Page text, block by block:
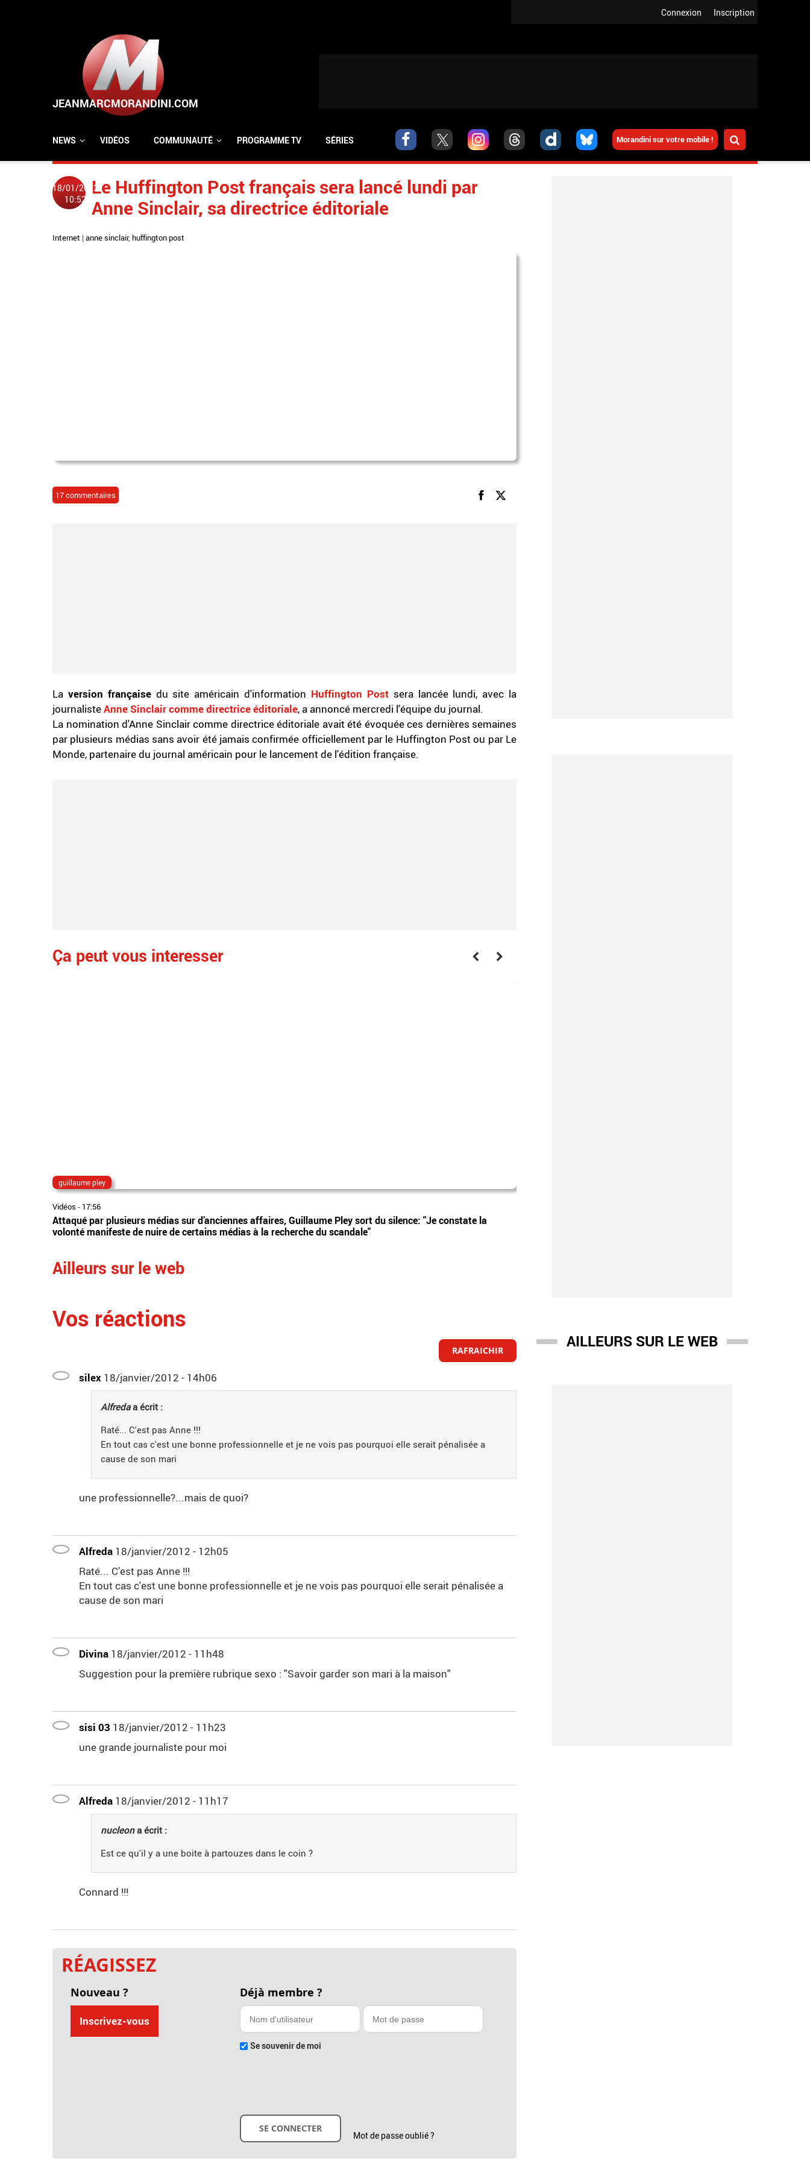
Inscription
Connexion
Morandini sur votre mobile !
NEWS VIDÉOS COMMUNAUTÉ PROGRAMME TV SÉRIES
18/01/2012
10:52
Le Huffington Post français sera lancé lundi par
Anne Sinclair, sa directrice éditoriale
Internet | anne sinclair, huffington post
17 commentaires
La version françaisedu site américain d'information Huffington Post sera lancée lundi, avec la
journalisteAnneSinclair comme directrice éditoriale, a annoncé mercredi l'équipe du journal.
La nomination d'Anne Sinclair comme directrice éditoriale avait été évoquée ces dernières semaines
par plusieurs médias sans avoir été jamais confirmée officiellement par le Huffington Post ou par Le
Monde, partenaire du journal américain pour le lancement de l'édition française.
Ça peut vous interesser
guillaume pley
Vidéos - 17:56
Attaqué par plusieurs médias sur d’anciennes affaires, Guillaume Pley sort du silence: "Je constate la
volonté manifeste de nuire de certains médias à la recherche du scandale"
Ailleurs sur le web
Vos réactions
RAFRAICHIR
silex 18/janvier/2012 - 14h06
Alfredaa écrit :
Raté... C'est pas Anne !!!
En tout cas c'est une bonne professionnelle et je ne vois pas pourquoi elle serait pénalisée a
cause de son mari
une professionnelle?...mais de quoi?
Alfreda 18/janvier/2012 - 12h05
Raté... C'est pas Anne !!!
En tout cas c'est une bonne professionnelle et je ne vois pas pourquoi elle serait pénalisée a
cause de son mari
Divina 18/janvier/2012 - 11h48
Suggestion pour la première rubrique sexo : "Savoir garder son mari à la maison"
sisi 03 18/janvier/2012 - 11h23
une grande journaliste pour moi
Alfreda 18/janvier/2012 - 11h17
nucleona écrit :
Est ce qu'il y a une boite à partouzes dans le coin ?
Connard !!!
RÉAGISSEZ
Nouveau ?
Inscrivez-vous
Déjà membre ?
Se souvenir de moi
Mot de passe oublié ?
AILLEURS SUR LE WEB